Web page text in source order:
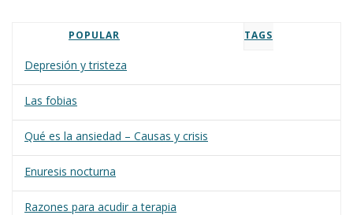
POPULAR TAGS
Depresión y tristeza
Las fobias
Qué es la ansiedad – Causas y crisis
Enuresis nocturna
Razones para acudir a terapia